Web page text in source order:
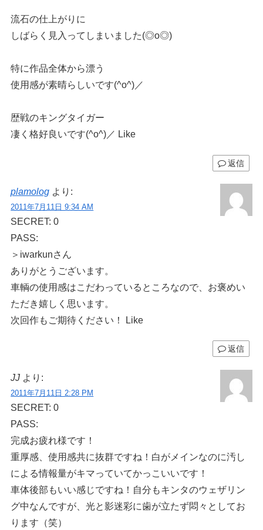
流石の仕上がりに
しばらく見入ってしまいました(◎o◎)
特に作品全体から漂う
使用感が素晴らしいです(^o^)／
歴戦のキングタイガー
凄く格好良いです(^o^)／ Like
返信
plamolog より:
2011年7月11日 9:34 AM
SECRET: 0
PASS:
＞iwarkunさん
ありがとうございます。
車輌の使用感はこだわっているところなので、お褒めい
ただき嬉しく思います。
次回作もご期待ください！ Like
返信
JJ より:
2011年7月11日 2:28 PM
SECRET: 0
PASS:
完成お疲れ様です！
重厚感、使用感共に抜群ですね！白がメインなのに汚し
による情報量がキマっていてかっこいいです！
車体後部もいい感じですね！自分もキンタのウェザリン
グ中なんですが、光と影迷彩に歯が立たず悶々としてお
ります（笑）